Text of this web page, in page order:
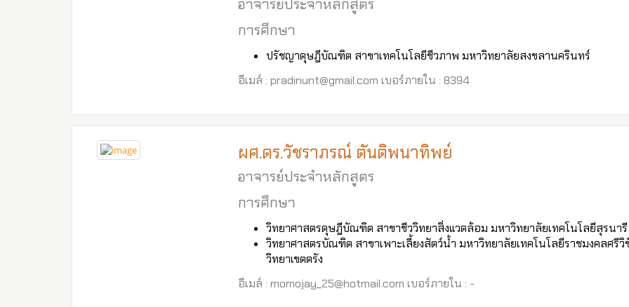
อาจารย์ประจำหลักสูตร
การศึกษา
ปรัชญาดุษฎีบัณฑิต สาขาเทคโนโลยีชีวภาพ มหาวิทยาลัยสงขลานครินทร์
อีเมล์ : pradinunt@gmail.com เบอร์ภายใน : 8394
ผศ.ดร.วัชราภรณ์ ตันติพนาทิพย์
อาจารย์ประจำหลักสูตร
การศึกษา
วิทยาศาสตรดุษฎีบัณฑิต สาขาชีววิทยาสิ่งแวดล้อม มหาวิทยาลัยเทคโนโลยีสุรนารี
วิทยาศาสตรบัณฑิต สาขาเพาะเลี้ยงสัตว์น้ำ มหาวิทยาลัยเทคโนโลยีราชมงคลศรีวิ
วิทยาเขตตรัง
อีเมล์ : momojay_25@hotmail.com เบอร์ภายใน : -